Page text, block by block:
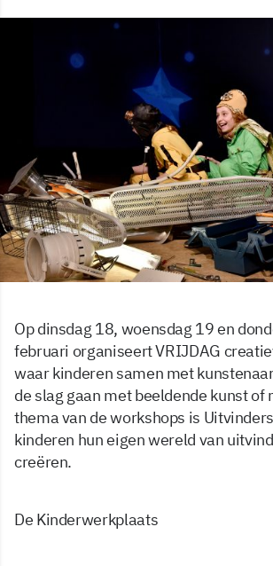
Op dinsdag 18, woensdag 19 en
februari organiseert VRIJDAG
waar kinderen samen met
de slag gaan met beeldende kunst of
thema van de workshops is
kinderen hun eigen wereld van
creëren.
De Kinderwerkplaats